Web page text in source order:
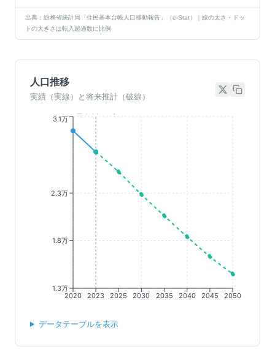
出典：総務省統計局「住民基本台帳人口移動報告」（e-Stat）｜線の太さ・ドッ
トの大きさは転入超過数に比例
人口推移
実績（実線）と将来推計（破線）
2020 2023 2025 2030 2035 2040 2045 2050
1.3万
1.8万
2.3万
3.1万
データテーブルを表示